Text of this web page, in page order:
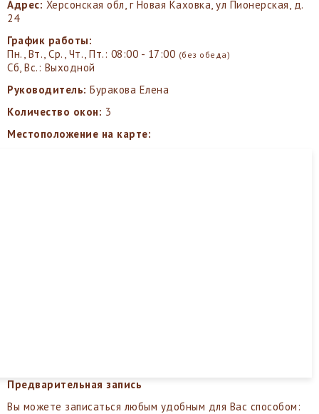
Адрес: Херсонская обл, г Новая Каховка, ул Пионерская, д.
24
График работы:
Пн., Вт., Ср., Чт., Пт.: 08:00 - 17:00 (без обеда)
Сб, Вс.: Выходной
Руководитель: Буракова Елена
Количество окон: 3
Местоположение на карте:
Предварительная запись
Вы можете записаться любым удобным для Вас способом: